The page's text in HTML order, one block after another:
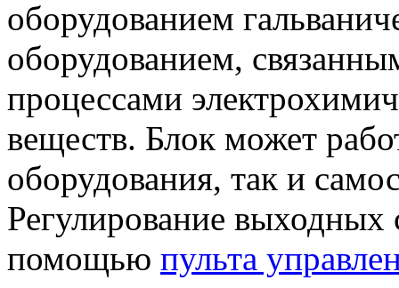
оборудованием
оборудованием,
процессами
веществ. Блок может
оборудования, так и
Регулирование выходных
помощью пульта